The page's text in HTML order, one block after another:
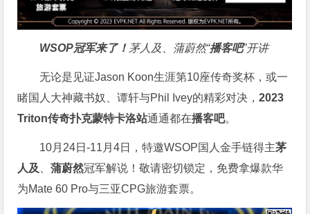
WSOP冠军来了！ 茅人及、蒲蔚然“播客吧”开讲
无论是见证Jason Koon生涯第10座传奇奖杯，或一
睹国人大神藏书奴、谭轩与Phil Ivey的精彩对决，2023
Triton传奇扑克蒙特卡洛站通通都在播客吧。
10月24日-11月4日，特邀WSOP国人金手链得主茅
人及
、蒲蔚然冠军解说！敬请密切锁定，免费拿爆款华
为Mate 60 Pro与三亚CPG旅游套票。